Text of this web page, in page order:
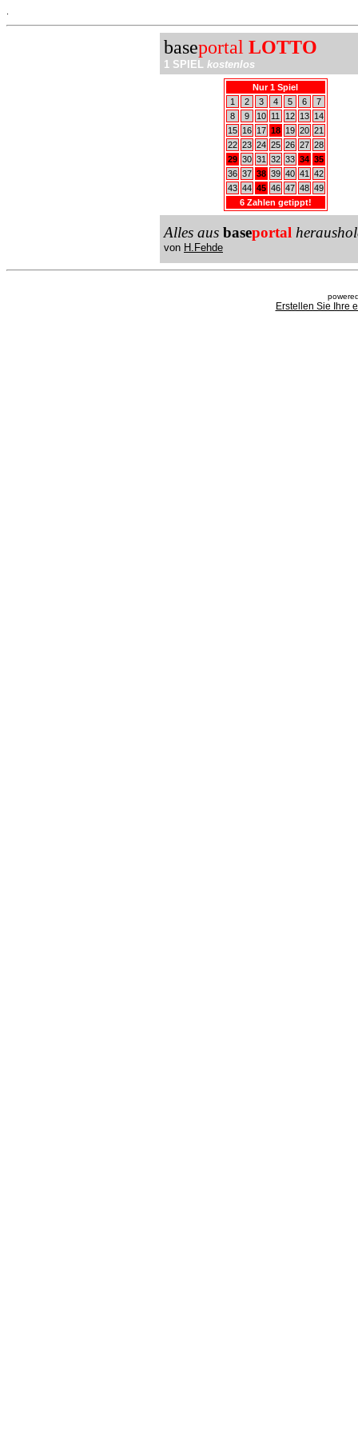
baseportal LOTTO
1 SPIEL kostenlos
Nur 1 Spiel
1
2 3 4 5 6
7
8
9 10 11 12 13
14
15
16 17 18 19 20 21
22 23 24 25 26 27 28
29 30 31 32 33 34 35
36 37 38 39 40 41
42
43 44 45 46 47 48 49
6 Zahlen getippt!
Alles aus baseportal
von H.Fehde
Erstellen Sie Ihre